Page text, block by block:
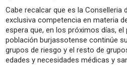
Cabe recalcar que es la Conselleria
exclusiva competencia en materia
espera que, en los próximos días,
población burjassotense continúe
grupos de riesgo y el resto de
edades y necesidades médicas y